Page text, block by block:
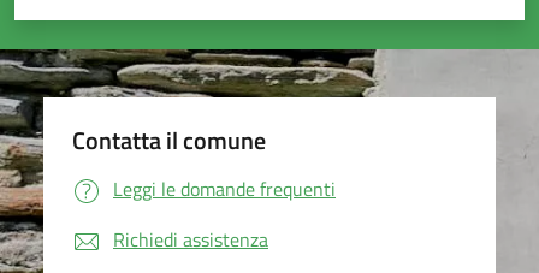
Valuta 5 stelle su 5
Valuta 4 stelle su 5
Valuta 3 stelle su 5
Valuta 2 stelle su 5
Valuta 1 stelle su 5
Contatta il comune
Leggi le domande frequenti
Richiedi assistenza